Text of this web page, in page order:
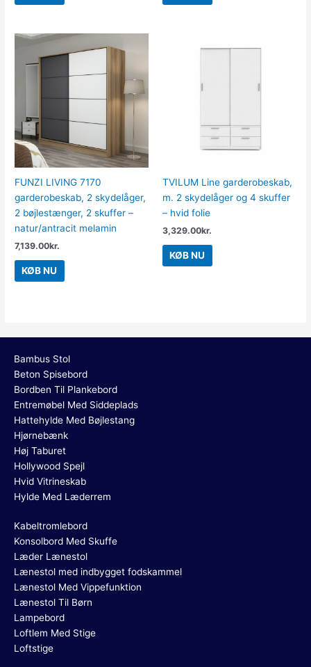
FUNZI LIVING 7170
garderobeskab, 2 skydelåger,
2 bøjlestænger, 2 skuffer –
natur/antracit melamin
7,139.00kr.
KØB NU
TVILUM Line garderobeskab,
m. 2 skydelåger og 4 skuffer
– hvid folie
3,329.00kr.
KØB NU
Bambus Stol
Beton Spisebord
Bordben Til Plankebord
Entremøbel Med Siddeplads
Hattehylde Med Bøjlestang
Hjørnebænk
Høj Taburet
Hollywood Spejl
Hvid Vitrineskab
Hylde Med Læderrem
Kabeltromlebord
Konsolbord Med Skuffe
Læder Lænestol
Lænestol med indbygget fodskammel
Lænestol Med Vippefunktion
Lænestol Til Børn
Lampebord
Loftlem Med Stige
Loftstige